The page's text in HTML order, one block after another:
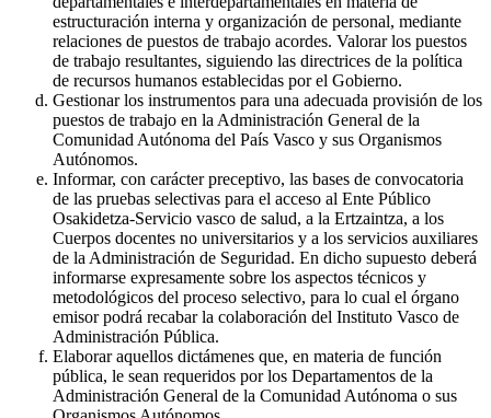
estructuración interna y organización de personal, mediante
relaciones de puestos de trabajo acordes. Valorar los puestos
de trabajo resultantes, siguiendo las directrices de la política
de recursos humanos establecidas por el Gobierno.
Gestionar los instrumentos para una adecuada provisión de los
puestos de trabajo en la Administración General de la
Comunidad Autónoma del País Vasco y sus Organismos
Autónomos.
Informar, con carácter preceptivo, las bases de convocatoria
de las pruebas selectivas para el acceso al Ente Público
Osakidetza-Servicio vasco de salud, a la Ertzaintza, a los
Cuerpos docentes no universitarios y a los servicios auxiliares
de la Administración de Seguridad. En dicho supuesto deberá
informarse expresamente sobre los aspectos técnicos y
metodológicos del proceso selectivo, para lo cual el órgano
emisor podrá recabar la colaboración del Instituto Vasco de
Administración Pública.
Elaborar aquellos dictámenes que, en materia de función
pública, le sean requeridos por los Departamentos de la
Administración General de la Comunidad Autónoma o sus